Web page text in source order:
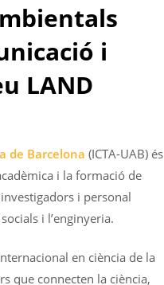
i
LAND
de Barcelona (ICTA-UAB) és
i la formació de
i personal
i l’enginyeria.
en ciència de la
que connecten la ciència,